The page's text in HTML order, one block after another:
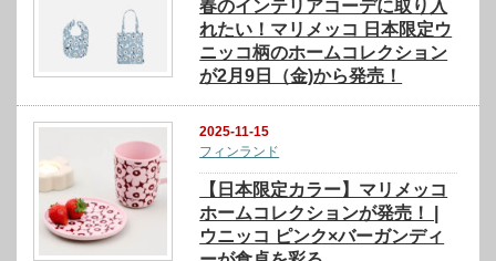
春のインテリアコーデに取り入
れたい！マリメッコ 日本限定ウ
ニッコ柄のホームコレクション
が2月9日（金)から発売！
2025-11-15
フィンランド
【日本限定カラー】マリメッコ
ホームコレクションが発売！ |
ウニッコ ピンク×バーガンディ